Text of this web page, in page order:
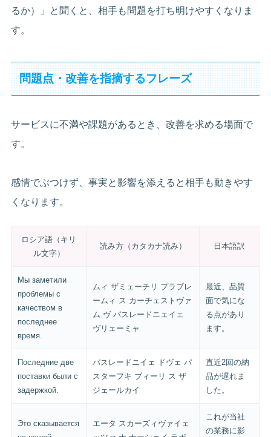
るか）」と聞くと、相手も問題を打ち明けやすくなりま
す。
問題点・改善を指摘するフレーズ
サービスに不満や課題があるとき、改善を求める場面で
す。
感情でぶつけず、事実と影響を添えると相手も動きやす
くなります。
ロシア語（キリ
ル文字）
読み方（カタカナ読み） 日本語訳
Мы заметили
проблемы с
качеством в
последнее
время.
ムィ ザミェーチリ プラブレ
ームィ ス カーチェストヴァ
ム ヴ パスレードニェイェ
ヴリェーミャ
最近、品質
面で気にな
る点があり
ます。
Последние две
поставки были с
задержкой.
パスレードニイェ ドヴェ パ
スターフキ ブィーリ ス ザ
ジェールカイ
直近2回の納
品が遅れま
した。
Это сказывается
エータ スカーズィヴァイェ
これが当社
の業務に影